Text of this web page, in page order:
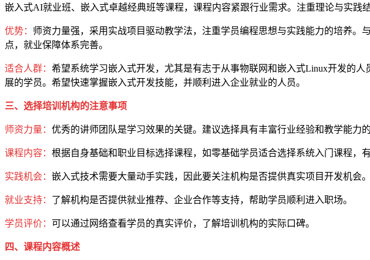
嵌入式AI就业班、嵌入式卓越经典班等课程，课程内容紧跟行业需求。注重理论与实践
优势： 师资力量强，采用实战项目驱动教学法，注重学员编程思想与实践能力的培养
点，就业保障体系完善。
适合人群： 希望系统学习嵌入式开发，尤其是有志于从事物联网和嵌入式Linux开发的
展的学员。希望快速掌握嵌入式开发技能，并顺利进入企业就业的人员。
三、选择培训机构的注意事项
师资力量： 优秀的讲师团队是学习效果的关键。建议选择具有丰富行业经验和教学能力的
课程内容： 根据自身基础和职业目标选择课程，如零基础学员适合选择系统入门课程，
实践机会： 嵌入式技术需要大量动手实践，因此要关注机构是否提供真实项目开发机会。
就业支持： 了解机构是否提供就业推荐、企业合作等支持，帮助学员顺利进入职场。
学员评价： 可以通过网络查看学员的真实评价，了解培训机构的实际口碑。
四、课程内容概述